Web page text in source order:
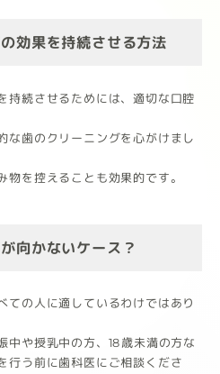
効果を持続させる方法
持続させるためには、適切な口腔
な歯のクリーニングを心がけまし
を控えることも効果的です。
向かないケース？
ての人に適しているわけではあり
中や授乳中の方、18歳未満の方な
行う前に歯科医にご相談くださ